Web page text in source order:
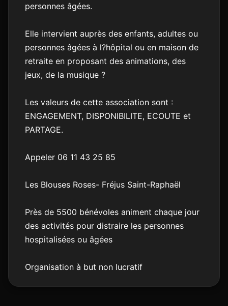
personnes âgées.
Elle intervient auprès des enfants, adultes ou
personnes âgées à l?hôpital ou en maison de
retraite en proposant des animations, des
jeux, de la musique ?
Les valeurs de cette association sont :
ENGAGEMENT, DISPONIBILITE, ECOUTE et
PARTAGE.
Appeler 06 11 43 25 85
Les Blouses Roses- Fréjus Saint-Raphaël
Près de 5500 bénévoles animent chaque jour
des activités pour distraire les personnes
hospitalisées ou âgées
Organisation à but non lucratif